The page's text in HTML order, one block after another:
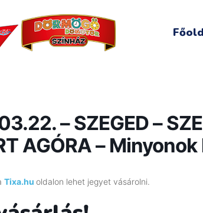
– SZEGED –
AGÓRA –
Tixa.hu oldalon lehet jegyet vásárolni.